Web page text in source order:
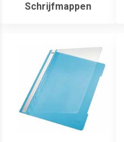
Schrijfmappen